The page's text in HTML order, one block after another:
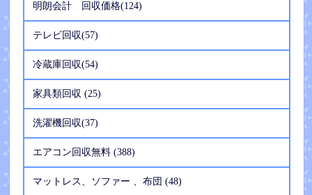
明朗会計 回収価格(124)
テレビ回収(57)
冷蔵庫回収(54)
家具類回収 (25)
洗濯機回収(37)
エアコン回収無料 (388)
マットレス、ソファー 、布団 (48)